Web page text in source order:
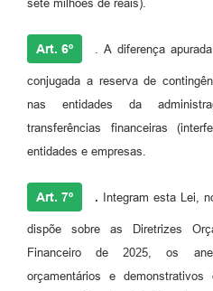
sete milhões de reais).
Art. 6º . A diferença
conjugada a reserva de
nas entidades da
transferências financeiras
entidades e empresas.
Art. 7º . Integram esta Lei,
dispõe sobre as Diretrizes
Financeiro de 2025, os
orçamentários e